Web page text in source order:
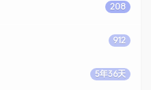
208
912
5年36天